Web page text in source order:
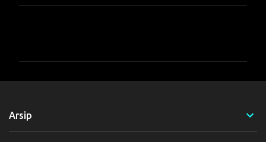
Arsip